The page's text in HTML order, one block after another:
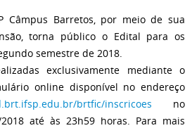
Câmpus Barretos, por meio de sua
torna público o Edital para os
semestre de 2018.
exclusivamente mediante o
online disponível no endereço
brtfic/inscricoes no
até às 23h59 horas. Para mais